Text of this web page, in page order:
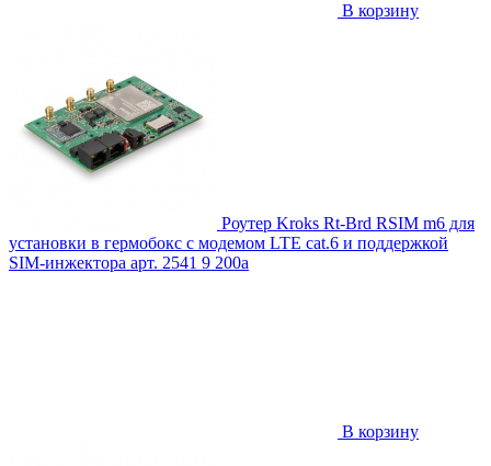
В корзину
Роутер Kroks Rt-Brd RSIM m6 для
установки в гермобокс с модемом LTE cat.6 и поддержкой
SIM-инжектора арт. 2541 9 200a
В корзину